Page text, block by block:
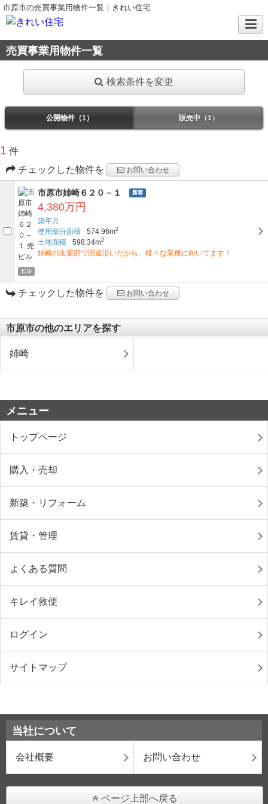
市原市の売買事業用物件一覧｜きれい住宅
売買事業用物件一覧
検索条件を変更
公開物件（1） 販売中（1）
1 件
チェックした物件を
お問い合わせ
ビル
市原市姉崎６２０－１ 新着
4,380万円
築年月
使用部分面積
574.96m2
土地面積 598.34m2
姉崎の主要部で旧道沿いだから、様々な業種に向いてます！
チェックした物件を お問い合わせ
市原市の他のエリアを探す
姉崎
メニュー
トップページ
購入・売却
新築・リフォーム
賃貸・管理
よくある質問
キレイ救便
ログイン
サイトマップ
当社について
会社概要 お問い合わせ
ページ上部へ戻る